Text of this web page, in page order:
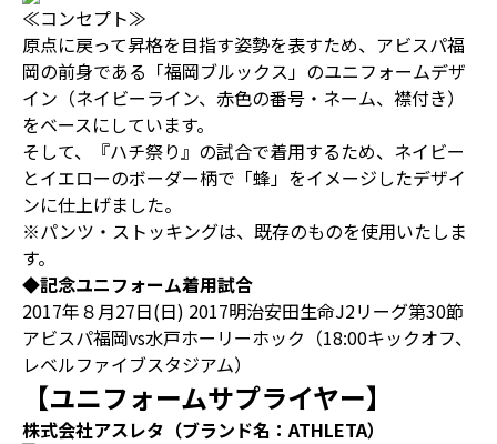
≪コンセプト≫
原点に戻って昇格を目指す姿勢を表すため、アビスパ福
岡の前身である「福岡ブルックス」のユニフォームデザ
イン（ネイビーライン、赤色の番号・ネーム、襟付き）
をベースにしています。
そして、『ハチ祭り』の試合で着用するため、ネイビー
とイエローのボーダー柄で「蜂」をイメージしたデザイ
ンに仕上げました。
※パンツ・ストッキングは、既存のものを使用いたしま
す。
◆記念ユニフォーム着用試合
2017年８月27日(日) 2017明治安田生命J2リーグ第30節
アビスパ福岡vs水戸ホーリーホック（18:00キックオフ、
レベルファイブスタジアム）
【ユニフォームサプライヤー】
株式会社アスレタ（ブランド名：ATHLETA）